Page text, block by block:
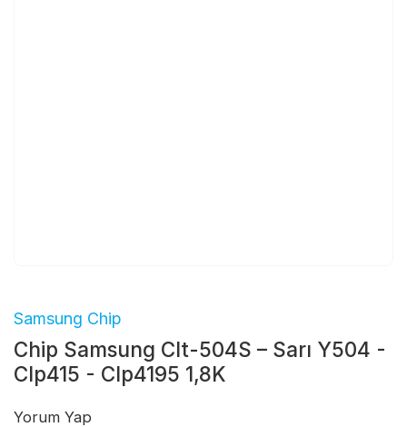
Samsung Chip
Chip Samsung Clt-504S – Sarı Y504 -
Clp415 - Clp4195 1,8K
Yorum Yap